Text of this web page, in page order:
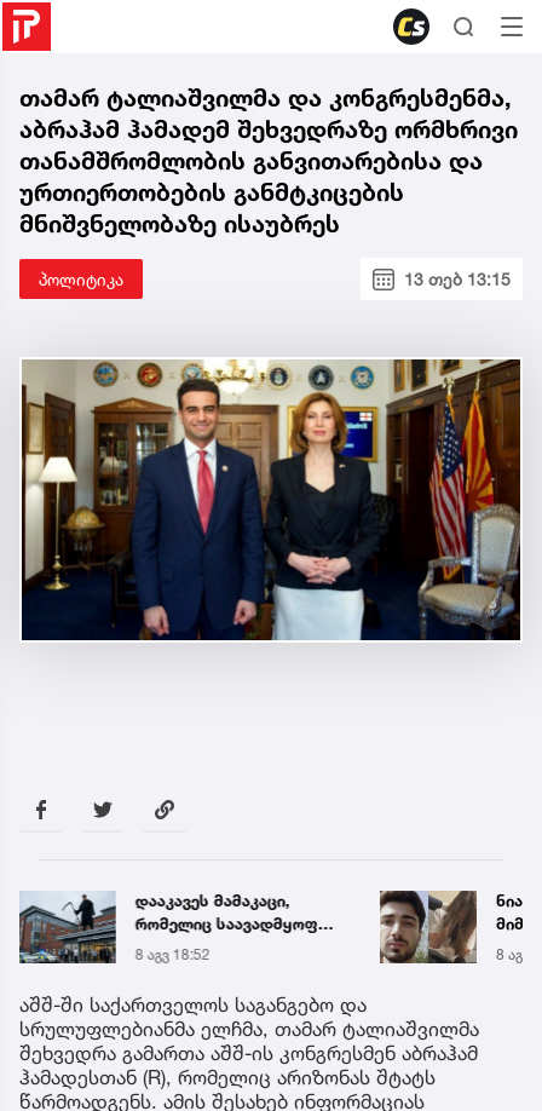
თამარ ტალიაშვილმა და კონგრესმენმა,
აბრაჰამ ჰამადემ შეხვედრაზე ორმხრივი
თანამშრომლობის განვითარებისა და
ურთიერთობების განმტკიცების
მნიშვნელობაზე ისაუბრეს
პოლიტიკა 13 თებ 13:15
დააკავეს მამაკაცი,
რომელიც საავადმყოფოს
სახურავზე შავი სამოსით
და ცელით ხელში 2 საათი
იდგა და პაციენტებს
აშინებდა (უცხოეთი)
8 აგვ 18:52
ნია
8 აგვ
აშშ-ში საქართველოს საგანგებო და
სრულუფლებიანმა ელჩმა, თამარ ტალიაშვილმა
შეხვედრა გამართა აშშ-ის კონგრესმენ აბრაჰამ
ჰამადესთან (R), რომელიც არიზონას შტატს
წარმოადგენს. ამის შესახებ ინფორმაციას